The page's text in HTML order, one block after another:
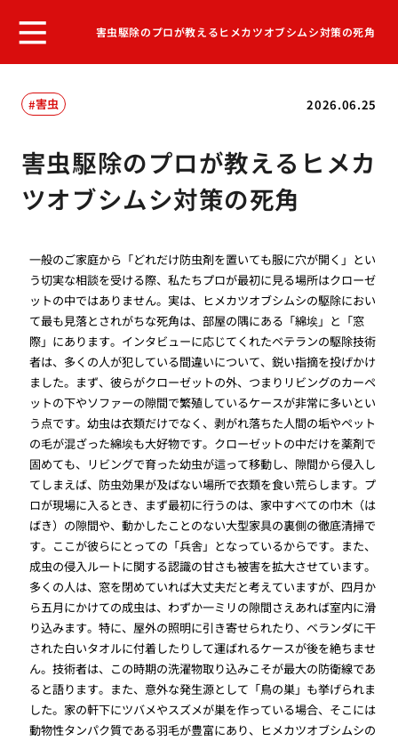
害虫駆除のプロが教えるヒメカツオブシムシ対策の死角
2026.06.25
害虫
害虫駆除のプロが教えるヒメカ
ツオブシムシ対策の死角
一般のご家庭から「どれだけ防虫剤を置いても服に穴が開く」とい
う切実な相談を受ける際、私たちプロが最初に見る場所はクローゼ
ットの中ではありません。実は、ヒメカツオブシムシの駆除におい
て最も見落とされがちな死角は、部屋の隅にある「綿埃」と「窓
際」にあります。インタビューに応じてくれたベテランの駆除技術
者は、多くの人が犯している間違いについて、鋭い指摘を投げかけ
ました。まず、彼らがクローゼットの外、つまりリビングのカーペ
ットの下やソファーの隙間で繁殖しているケースが非常に多いとい
う点です。幼虫は衣類だけでなく、剥がれ落ちた人間の垢やペット
の毛が混ざった綿埃も大好物です。クローゼットの中だけを薬剤で
固めても、リビングで育った幼虫が這って移動し、隙間から侵入し
てしまえば、防虫効果が及ばない場所で衣類を食い荒らします。プ
ロが現場に入るとき、まず最初に行うのは、家中すべての巾木（は
ばき）の隙間や、動かしたことのない大型家具の裏側の徹底清掃で
す。ここが彼らにとっての「兵舎」となっているからです。また、
成虫の侵入ルートに関する認識の甘さも被害を拡大させています。
多くの人は、窓を閉めていれば大丈夫だと考えていますが、四月か
ら五月にかけての成虫は、わずか一ミリの隙間さえあれば室内に滑
り込みます。特に、屋外の照明に引き寄せられたり、ベランダに干
された白いタオルに付着したりして運ばれるケースが後を絶ちませ
ん。技術者は、この時期の洗濯物取り込みこそが最大の防衛線であ
ると語ります。また、意外な発生源として「鳥の巣」も挙げられま
した。家の軒下にツバメやスズメが巣を作っている場合、そこには
動物性タンパク質である羽毛が豊富にあり、ヒメカツオブシムシの